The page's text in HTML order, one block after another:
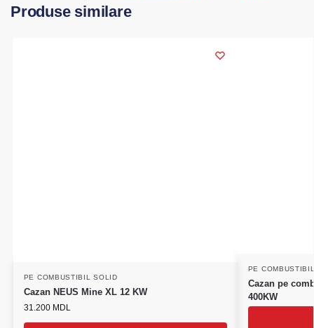
Produse similare
PE COMBUSTIBIL SOLID
Cazan NEUS Mine XL 12 KW
31.200 MDL
PE
Cazan pe
400KW